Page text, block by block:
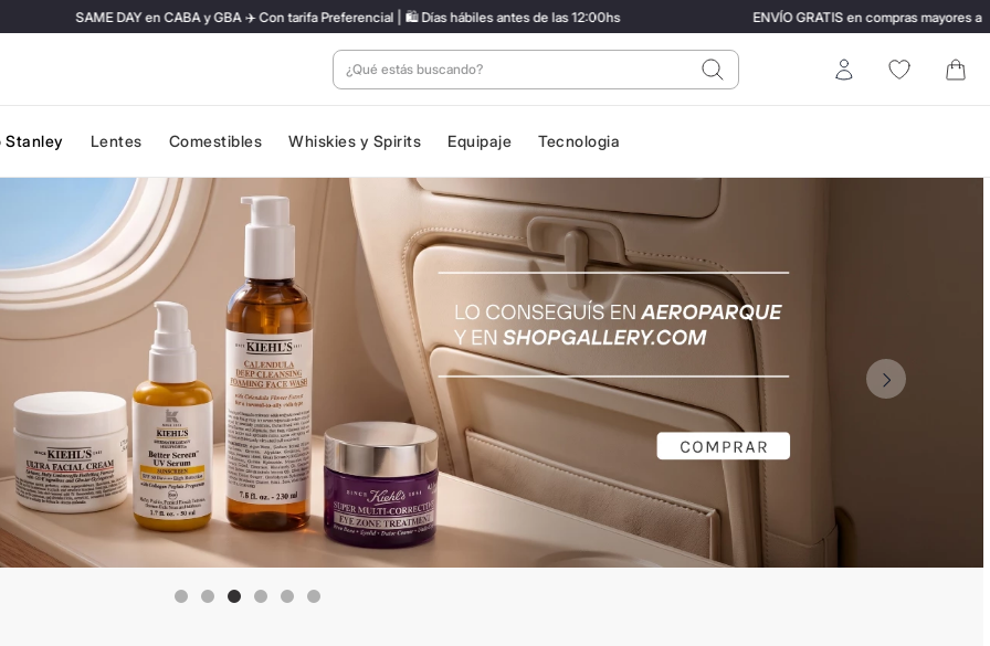
SAME DAY en CABA y GBA ✈️ Con tarifa Preferencial | 🛍️ Días hábiles antes de las 12:00hs ENVÍO GRATIS en compras mayores a $200.000
¿Qué estás buscando? Entrar
Stanley Lentes Comestibles Whiskies y Spirits Equipaje Tecnologia